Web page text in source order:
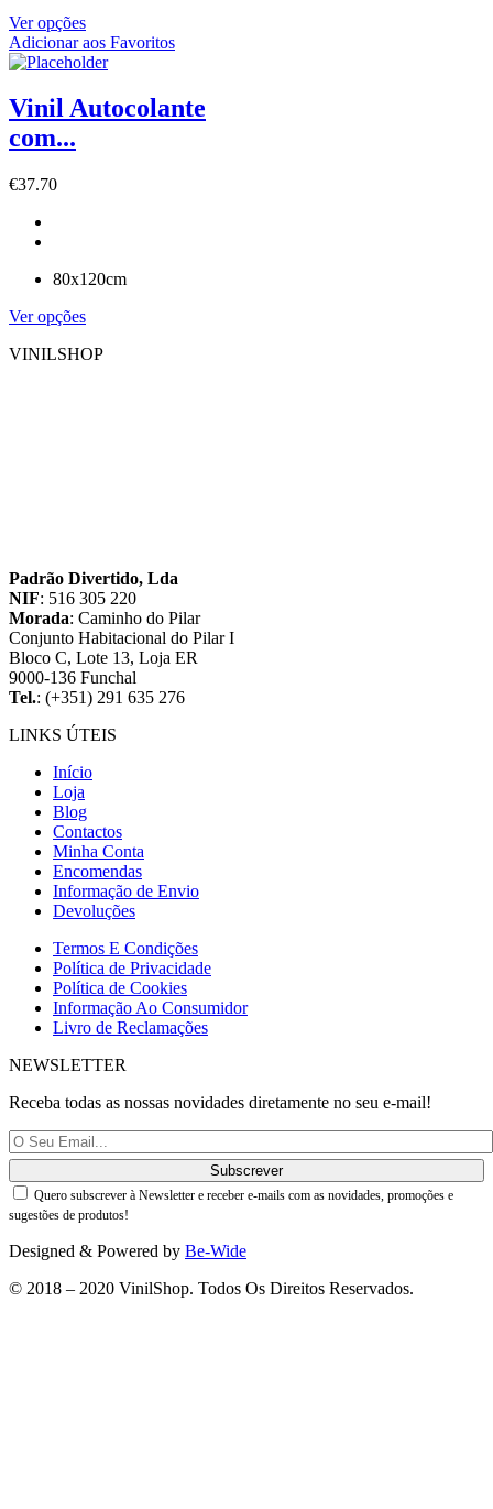
Ver opções
Adicionar aos Favoritos
Vinil Autocolante
com...
€37.70
80x120cm
Ver opções
VINILSHOP
Padrão Divertido, Lda
NIF: 516 305 220
Morada: Caminho do Pilar
Conjunto Habitacional do Pilar I
Bloco C, Lote 13, Loja ER
9000-136 Funchal
Tel.: (+351) 291 635 276
LINKS ÚTEIS
Início
Loja
Blog
Contactos
Minha Conta
Encomendas
Informação de Envio
Devoluções
Termos E Condições
Política de Privacidade
Política de Cookies
Informação Ao Consumidor
Livro de Reclamações
NEWSLETTER
Receba todas as nossas novidades diretamente no seu e-mail!
Quero subscrever à Newsletter e receber e-mails com as novidades, promoções e
sugestões de produtos!
Designed & Powered by Be-Wide
© 2018 – 2020 VinilShop. Todos Os Direitos Reservados.